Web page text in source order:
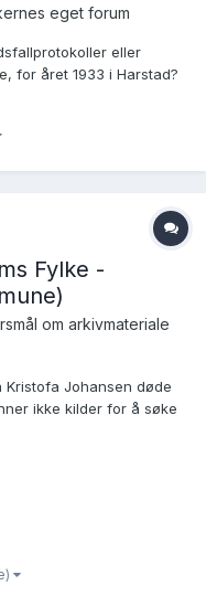
eget forum
eller
for året 1933 i Harstad?
Fylke -
om arkivmateriale
Kristofa Johansen døde
ikke kilder for å søke
eller trosamfunn som er